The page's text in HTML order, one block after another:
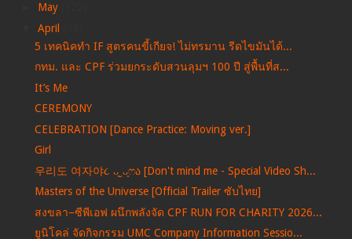
May
April
5 เทคนิคทำ IF สูตรคนขี้เกียจ! ไม่ทรมาน รีดไขมันได้...
กทม. และ CPF ร่วมยกระดับสวนลุมฯ 100 ปี สู่พื้นที่ส...
It’s Me
CEREMONY
CELEBRATION [Dance Practice: Moving ver.]
Girl
우리도 여자야૮ ᴗ͈ˬᴗ͈ෆა [Don't mind me - Special Video Sh...
Masters of the Universe [Official Trailer ซับไทย]
สงขลา–ซีพีเอฟ ผนึกพลังจัด CPF RUN FOR CHARITY 2026...
ยูนิโคล่ จัดกิจกรรม UMC Company Information Sessio...